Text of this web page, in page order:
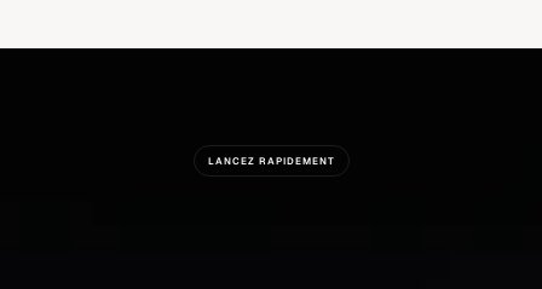
LANCEZ RAPIDEMENT